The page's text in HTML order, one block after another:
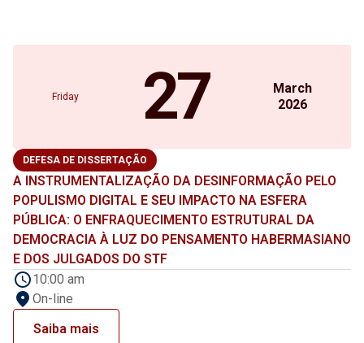
Friday 27
March
2026
DEFESA DE DISSERTAÇÃO
A INSTRUMENTALIZAÇÃO DA DESINFORMAÇÃO PELO
POPULISMO DIGITAL E SEU IMPACTO NA ESFERA
PÚBLICA: O ENFRAQUECIMENTO ESTRUTURAL DA
DEMOCRACIA À LUZ DO PENSAMENTO HABERMASIANO
E DOS JULGADOS DO STF
10:00 am
On-line
Saiba mais